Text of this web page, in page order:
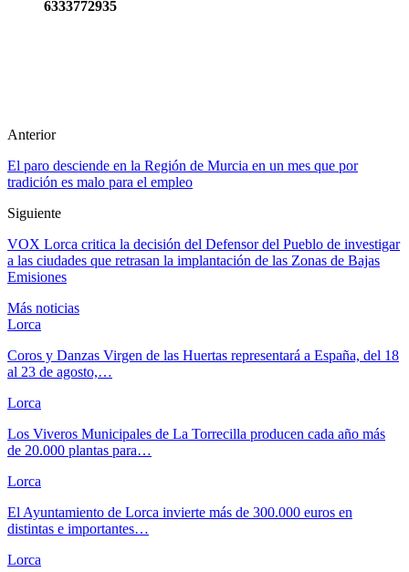
6333772935
Anterior
El paro desciende en la Región de Murcia en un mes que por
tradición es malo para el empleo
Siguiente
VOX Lorca critica la decisión del Defensor del Pueblo de investigar
a las ciudades que retrasan la implantación de las Zonas de Bajas
Emisiones
Más noticias
Lorca
Coros y Danzas Virgen de las Huertas representará a España, del 18
al 23 de agosto,…
Lorca
Los Viveros Municipales de La Torrecilla producen cada año más
de 20.000 plantas para…
Lorca
El Ayuntamiento de Lorca invierte más de 300.000 euros en
distintas e importantes…
Lorca